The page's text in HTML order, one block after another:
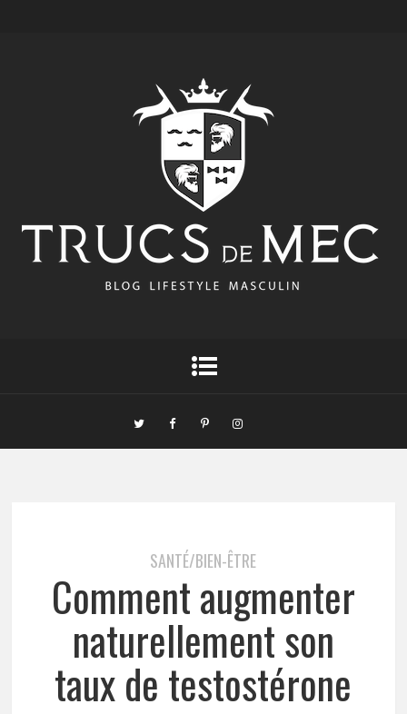
SANTÉ/BIEN-ÊTRE
Comment augmenter
naturellement son
taux de testostérone